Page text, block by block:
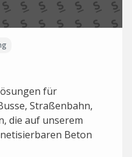
für
Straßenbahn,
die auf unserem
Beton